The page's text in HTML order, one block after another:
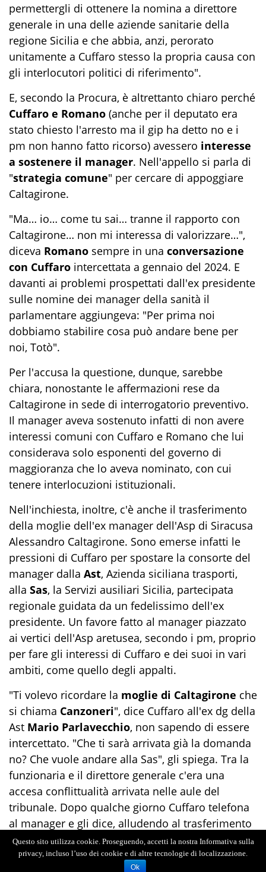
permettergli di ottenere la nomina a direttore
generale in una delle aziende sanitarie della
regione Sicilia e che abbia, anzi, perorato
unitamente a Cuffaro stesso la propria causa con
gli interlocutori politici di riferimento".
E, secondo la Procura, è altrettanto chiaro perché
Cuffaro e Romano (anche per il deputato era
stato chiesto l'arresto ma il gip ha detto no e i
pm non hanno fatto ricorso) avessero interesse
a sostenere il manager. Nell'appello si parla di
"strategia comune" per cercare di appoggiare
Caltagirone.
"Ma… io… come tu sai… tranne il rapporto con
Caltagirone… non mi interessa di valorizzare…",
diceva Romano sempre in una conversazione
con Cuffaro intercettata a gennaio del 2024. E
davanti ai problemi prospettati dall'ex presidente
sulle nomine dei manager della sanità il
parlamentare aggiungeva: "Per prima noi
dobbiamo stabilire cosa può andare bene per
noi, Totò".
Per l'accusa la questione, dunque, sarebbe
chiara, nonostante le affermazioni rese da
Caltagirone in sede di interrogatorio preventivo.
Il manager aveva sostenuto infatti di non avere
interessi comuni con Cuffaro e Romano che lui
considerava solo esponenti del governo di
maggioranza che lo aveva nominato, con cui
tenere interlocuzioni istituzionali.
Nell'inchiesta, inoltre, c'è anche il trasferimento
della moglie dell'ex manager dell'Asp di Siracusa
Alessandro Caltagirone. Sono emerse infatti le
pressioni di Cuffaro per spostare la consorte del
manager dalla Ast, Azienda siciliana trasporti,
alla Sas, la Servizi ausiliari Sicilia, partecipata
regionale guidata da un fedelissimo dell'ex
presidente. Un favore fatto al manager piazzato
ai vertici dell'Asp aretusea, secondo i pm, proprio
per fare gli interessi di Cuffaro e dei suoi in vari
ambiti, come quello degli appalti.
"Ti volevo ricordare la moglie di Caltagirone che
si chiama Canzoneri", dice Cuffaro all'ex dg della
Ast Mario Parlavecchio, non sapendo di essere
intercettato. "Che ti sarà arrivata già la domanda
no? Che vuole andare alla Sas", gli spiega. Tra la
funzionaria e il direttore generale c'era una
accesa conflittualità arrivata nelle aule del
tribunale. Dopo qualche giorno Cuffaro telefona
al manager e gli dice, alludendo al trasferimento
della moglie: "Ieri ho parlato con Parlavecchio e
te lo stanno facendo".
Questo sito utilizza cookie. Proseguendo, accetti la nostra Informativa sulla
privacy, incluso l’uso dei cookie e di altre tecnologie di localizzazione.
Ok